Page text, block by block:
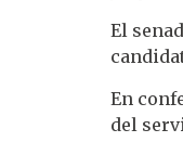
El
En
del